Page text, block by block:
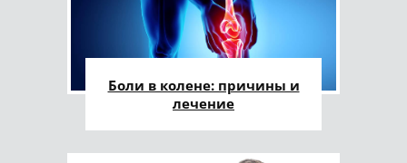
Боли в колене: причины и
лечение